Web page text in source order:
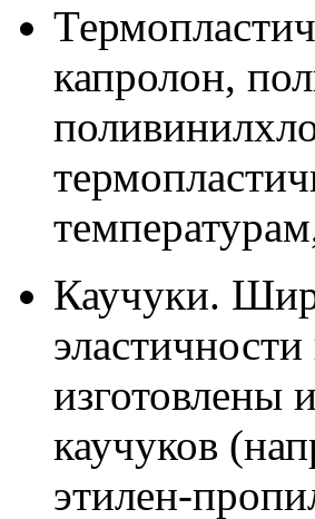
капролон,
Каучуки.
изготовлены
каучуков
этилен-